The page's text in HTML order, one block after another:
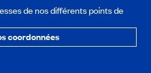
de nos différents points de
coordonnées